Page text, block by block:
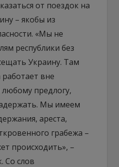
от поездок на
– якобы из
«Мы не
республики без
Украину. Там
работает вне
предлогу,
Мы имеем
ареста,
грабежа –
происходить», –
Со слов